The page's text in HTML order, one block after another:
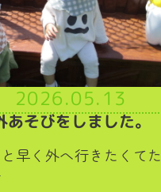
2026.05.13
あそびをしました。
早く外へ行きたくて